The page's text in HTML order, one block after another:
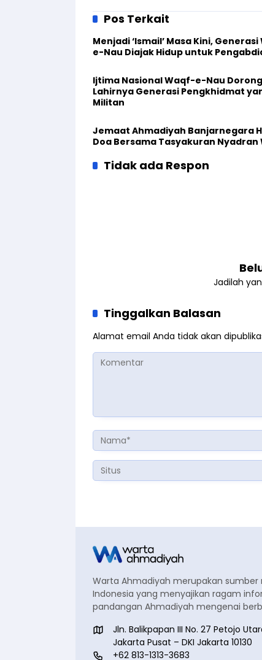
Pos Terkait
Menjadi ‘Ismail’ Masa Kini,
e-Nau Diajak Hidup untuk
Ijtima Nasional Waqf-e-Nau Dorong
Lahirnya Generasi Pengkhidmat
Militan
Jemaat Ahmadiyah Banjarnegara
Doa Bersama Tasyakuran Nyadran
Tidak ada Respon
Jadilah
Tinggalkan Balasan
Alamat email Anda tidak akan
Warta Ahmadiyah merupakan
Indonesia yang menyajikan ragam
pandangan Ahmadiyah mengenai
Jln. Balikpapan III No. 27 Petojo
Jakarta Pusat – DKI Jakarta 10130
+62 813-1313-3683